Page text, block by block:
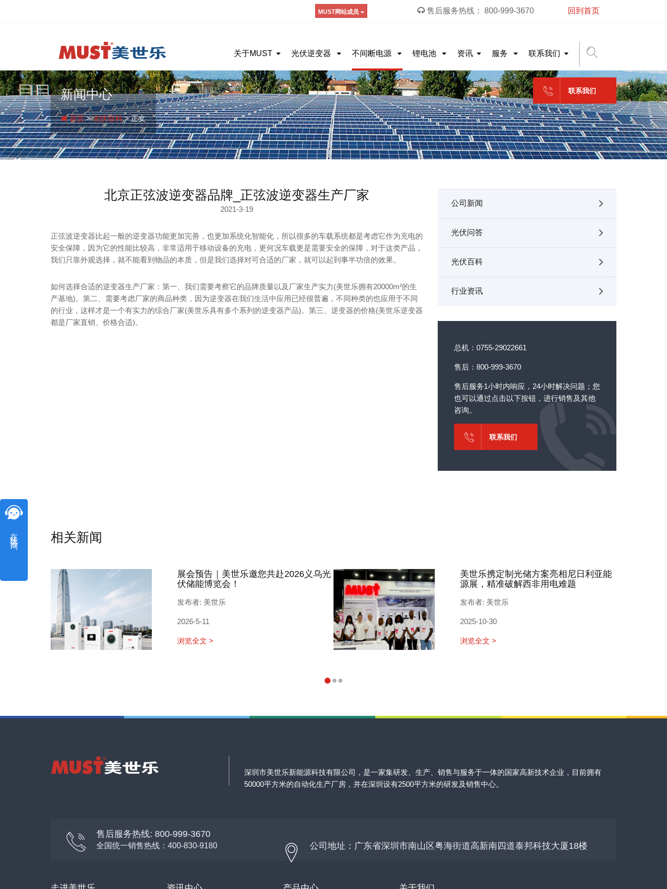
售后服务热线： 800-999-3670 回到首页
MUST网站成员
关于MUST 光伏逆变器 不间断电源 锂电池 资讯 服务 联系我们
新闻中心
首页>光伏百科> 正文
联系我们
北京正弦波逆变器品牌_正弦波逆变器生产厂家
2021-3-19
正弦波逆变器比起一般的逆变器功能更加完善，也更加系统化智能化，所以很多的车载系统都是考虑它作为充电的
安全保障，因为它的性能比较高，非常适用于移动设备的充电，更何况车载更是需要安全的保障，对于这类产品，
我们只靠外观选择，就不能看到物品的本质，但是我们选择对可合适的厂家，就可以起到事半功倍的效果。
如何选择合适的逆变器生产厂家：第一、我们需要考察它的品牌质量以及厂家生产实力(美世乐拥有20000m²的生
产基地)。第二、需要考虑厂家的商品种类，因为逆变器在我们生活中应用已经很普遍，不同种类的也应用于不同
的行业，这样才是一个有实力的综合厂家(美世乐具有多个系列的逆变器产品)。第三、逆变器的价格(美世乐逆变器
都是厂家直销、价格合适)。
公司新闻
光伏问答
光伏百科
行业资讯
总机：0755-29022661
售后：800-999-3670
售后服务1小时内响应，24小时解决问题；您
也可以通过点击以下按钮，进行销售及其他
咨询。
联系我们
相关新闻
展会预告｜美世乐邀您共赴2026义乌光
伏储能博览会！
发布者: 美世乐
2026-5-11
浏览全文 >
美世乐携定制光储方案亮相尼日利亚能
源展，精准破解西非用电难题
发布者: 美世乐
2025-10-30
浏览全文 >
深圳市美世乐新能源科技有限公司，是一家集研发、生产、销售与服务于一体的国家高新技术企业，目前拥有
50000平方米的自动化生产厂房，并在深圳设有2500平方米的研发及销售中心。
售后服务热线: 800-999-3670
全国统一销售热线：400-830-9180 公司地址：广东省深圳市南山区粤海街道高新南四道泰邦科技大厦18楼
在线咨询